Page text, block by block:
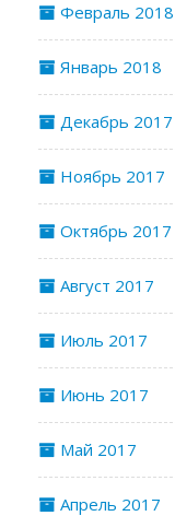
Февраль 2018
Январь 2018
Декабрь 2017
Ноябрь 2017
Октябрь 2017
Август 2017
Июль 2017
Июнь 2017
Май 2017
Апрель 2017